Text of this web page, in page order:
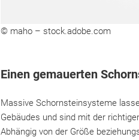
© maho – stock.adobe.com
Einen gemauerten
Massive Schornsteinsysteme
Gebäudes und sind mit der
Abhängig von der Größe